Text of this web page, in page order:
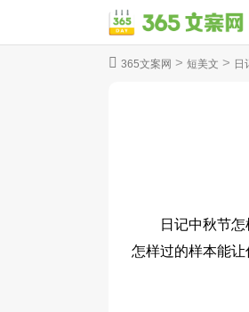
365文案网 > 短美文 > 日
日记中秋节
怎样过的样本能让